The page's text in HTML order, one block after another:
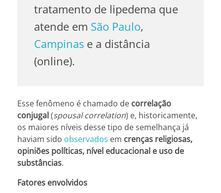
tratamento de lipedema que
atende em São Paulo,
Campinase a distância
(online).
Esse fenômeno é chamado de correlação
conjugal (spousal correlation) e, historicamente,
os maiores níveis desse tipo de semelhança já
haviam sido observados em crenças religiosas,
opiniões políticas, nível educacional e uso de
substâncias.
Fatores envolvidos